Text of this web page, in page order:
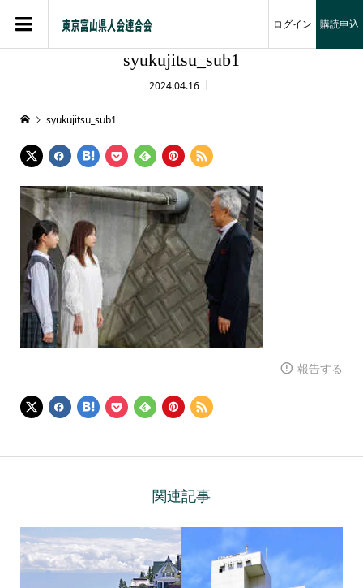
ログイン 購読申込
syukujitsu_sub1
2024.04.16
syukujitsu_sub1
報告する
関連記事